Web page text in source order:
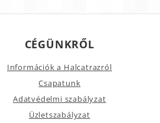
CÉGÜNKRŐL
Információk a Halcatrazról
Csapatunk
Adatvédelmi szabályzat
Üzletszabályzat